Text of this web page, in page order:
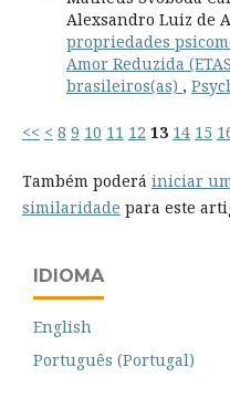
Alexsandro Luiz de
propriedades
Amor Reduzida
brasileiros(as) ,
<< < 8 9 10 11 12 13 14 15
Também poderá iniciar
similaridade para este
IDIOMA
English
Português (Portugal)